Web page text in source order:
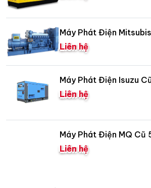
Máy Phát Điện
Liên hệ
Máy Phát Điện Isuzu
Liên hệ
Máy Phát Điện MQ Cũ
Liên hệ